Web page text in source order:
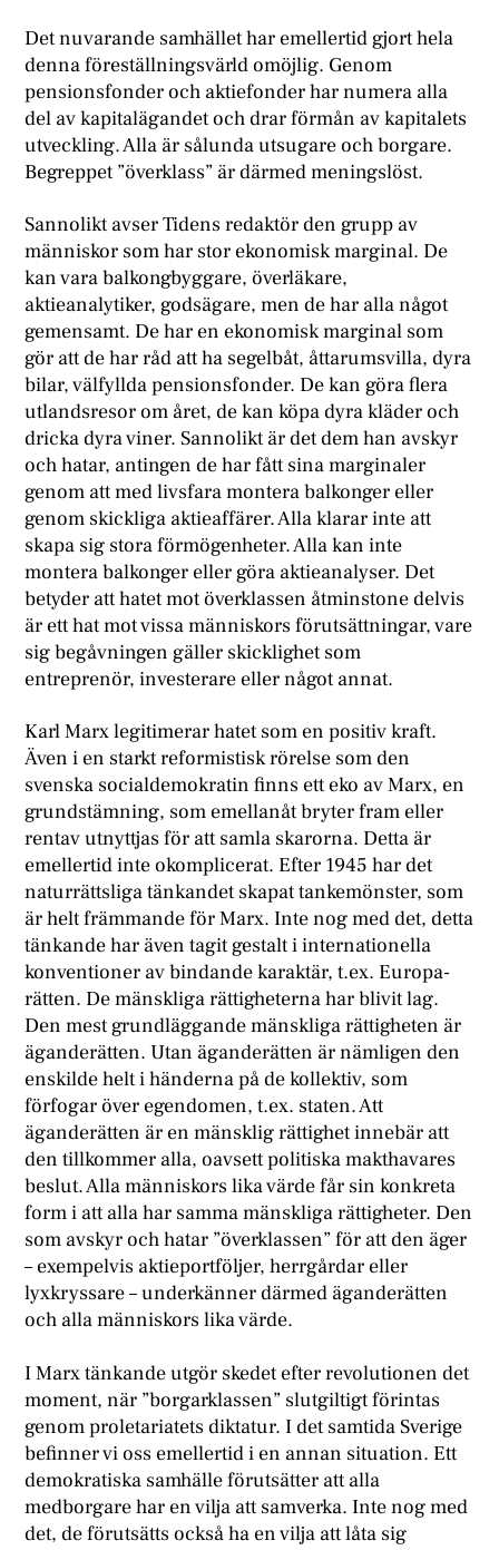
Det nuvarande samhället har emellertid gjort hela
denna föreställningsvärld omöjlig. Genom
pensionsfonder och aktiefonder har numera alla
del av kapitalägandet och drar förmån av kapitalets
utveckling. Alla är sålunda utsugare och borgare.
Begreppet ”överklass” är därmed meningslöst.
Sannolikt avser Tidens redaktör den grupp av
människor som har stor ekonomisk marginal. De
kan vara balkongbyggare, överläkare,
aktieanalytiker, godsägare, men de har alla något
gemensamt. De har en ekonomisk marginal som
gör att de har råd att ha segelbåt, åttarumsvilla, dyra
bilar, välfyllda pensionsfonder. De kan göra flera
utlandsresor om året, de kan köpa dyra kläder och
dricka dyra viner. Sannolikt är det dem han avskyr
och hatar, antingen de har fått sina marginaler
genom att med livsfara montera balkonger eller
genom skickliga aktieaffärer. Alla klarar inte att
skapa sig stora förmögenheter. Alla kan inte
montera balkonger eller göra aktieanalyser. Det
betyder att hatet mot överklassen åtminstone delvis
är ett hat mot vissa människors förutsättningar, vare
sig begåvningen gäller skicklighet som
entreprenör, investerare eller något annat.
Karl Marx legitimerar hatet som en positiv kraft.
Även i en starkt reformistisk rörelse som den
svenska socialdemokratin finns ett eko av Marx, en
grundstämning, som emellanåt bryter fram eller
rentav utnyttjas för att samla skarorna. Detta är
emellertid inte okomplicerat. Efter 1945 har det
naturrättsliga tänkandet skapat tankemönster, som
är helt främmande för Marx. Inte nog med det, detta
tänkande har även tagit gestalt i internationella
konventioner av bindande karaktär, t.ex. Europa-
rätten. De mänskliga rättigheterna har blivit lag.
Den mest grundläggande mänskliga rättigheten är
äganderätten. Utan äganderätten är nämligen den
enskilde helt i händerna på de kollektiv, som
förfogar över egendomen, t.ex. staten. Att
äganderätten är en mänsklig rättighet innebär att
den tillkommer alla, oavsett politiska makthavares
beslut. Alla människors lika värde får sin konkreta
form i att alla har samma mänskliga rättigheter. Den
som avskyr och hatar ”överklassen” för att den äger
– exempelvis aktieportföljer, herrgårdar eller
lyxkryssare – underkänner därmed äganderätten
och alla människors lika värde.
I Marx tänkande utgör skedet efter revolutionen det
moment, när ”borgarklassen” slutgiltigt förintas
genom proletariatets diktatur. I det samtida Sverige
befinner vi oss emellertid i en annan situation. Ett
demokratiska samhälle förutsätter att alla
medborgare har en vilja att samverka. Inte nog med
det, de förutsätts också ha en vilja att låta sig